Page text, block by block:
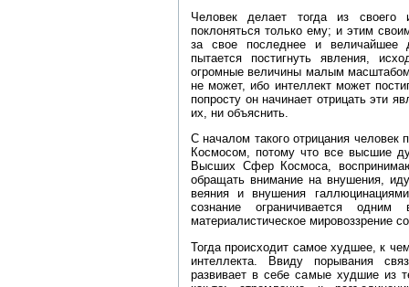
Человек делает тогда из своего
поклоняться только ему; и этим
за свое последнее и величайшее
пытается постигнуть явления,
огромные величины малым
не может, ибо интеллект может
попросту он начинает отрицать эти
их, ни объяснить.
С началом такого отрицания
Космосом, потому что все высшие
Высших Сфер Космоса,
обращать внимание на внушения,
веяния и внушения
сознание ограничивается
материалистическое мировоззрение
Тогда происходит самое худшее, к
интеллекта. Ввиду порывания
развивает в себе самые худшие из